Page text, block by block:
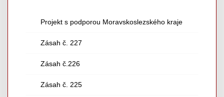
Projekt s podporou Moravskoslezského kraje
Zásah č. 227
Zásah č.226
Zásah č. 225